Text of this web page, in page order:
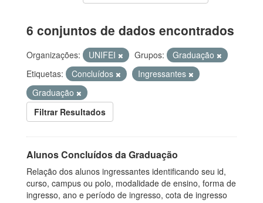
6 conjuntos de dados encontrados
Organizações: UNIFEI Grupos:
Graduação
Etiquetas:
Concluídos
Ingressantes
Graduação
Filtrar Resultados
Alunos Concluídos da Graduação
Relação dos alunos ingressantes identificando seu id,
curso, campus ou polo, modalidade de ensino, forma de
ingresso, ano e período de ingresso, cota de ingresso